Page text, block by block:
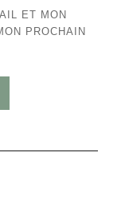
ET MON
PROCHAIN